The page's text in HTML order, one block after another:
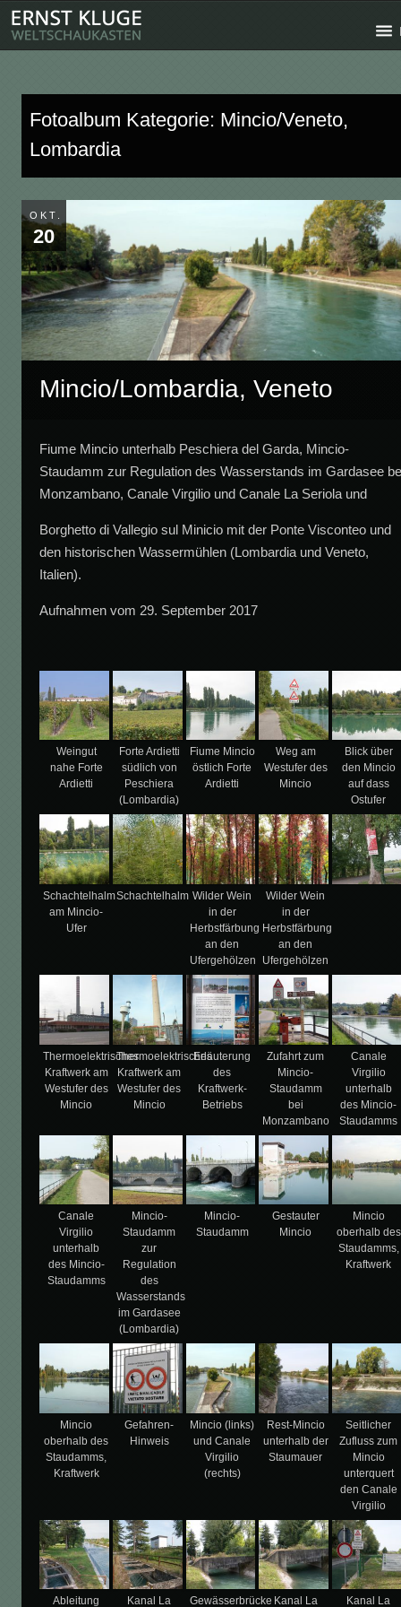
Fotoalbum Kategorie: Mincio/Veneto,
Lombardia
OKT.
20
Mincio/Lombardia, Veneto
Fiume Mincio unterhalb Peschiera del Garda, Mincio-
Staudamm zur Regulation des Wasserstands im Gardasee
Monzambano, Canale Virgilio und Canale La Seriola und
Borghetto di Vallegio sul Minicio mit der Ponte Visconteo und
den historischen Wassermühlen (Lombardia und Veneto,
Italien).
Aufnahmen vom 29. September 2017
Weingut
nahe Forte
Ardietti
Forte Ardietti
südlich von
Peschiera
(Lombardia)
Fiume Mincio
östlich Forte
Ardietti
Weg am
Westufer des
Mincio
Blick über
den Mincio
auf dass
Ostufer
Schachtelhalm
am Mincio-
Ufer
Schachtelhalm Wilder Wein
in der
Herbstfärbung
an den
Ufergehölzen
Wilder Wein
in der
Herbstfärbung
an den
Ufergehölzen
Thermoelektrisches
Kraftwerk am
Westufer des
Mincio
Thermoelektrisches
Kraftwerk am
Westufer des
Mincio
Erläuterung
des
Kraftwerk-
Betriebs
Zufahrt zum
Mincio-
Staudamm
bei
Monzambano
Canale
Virgilio
unterhalb
des Mincio-
Staudamms
Canale
Virgilio
unterhalb
des Mincio-
Staudamms
Mincio-
Staudamm
zur
Regulation
des
Wasserstands
im Gardasee
(Lombardia)
Mincio-
Staudamm
Gestauter
Mincio
Mincio
oberhalb des
Staudamms,
Kraftwerk
Mincio
oberhalb des
Staudamms,
Kraftwerk
Gefahren-
Hinweis
Mincio (links)
und Canale
Virgilio
(rechts)
Rest-Mincio
unterhalb der
Staumauer
Seitlicher
Zufluss zum
Mincio
unterquert
den Canale
Virgilio
Ableitung Kanal La Gewässerbrücke Kanal La Kanal La